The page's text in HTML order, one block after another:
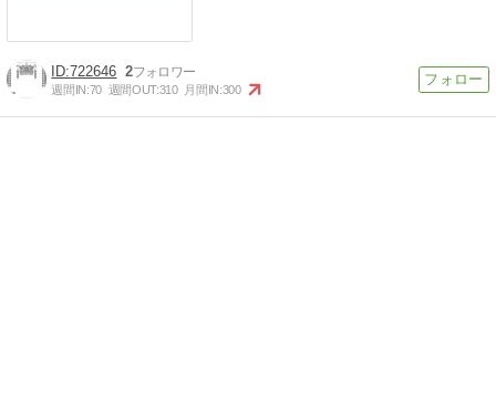
722646 2
週間IN:70 週間OUT:310 月間IN:300